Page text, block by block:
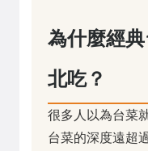
為什麼經
北吃？
很多人以為台菜
台菜的深度遠超